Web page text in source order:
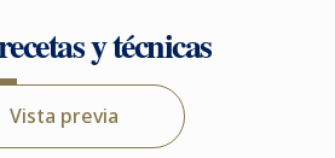
y técnicas
Vista previa